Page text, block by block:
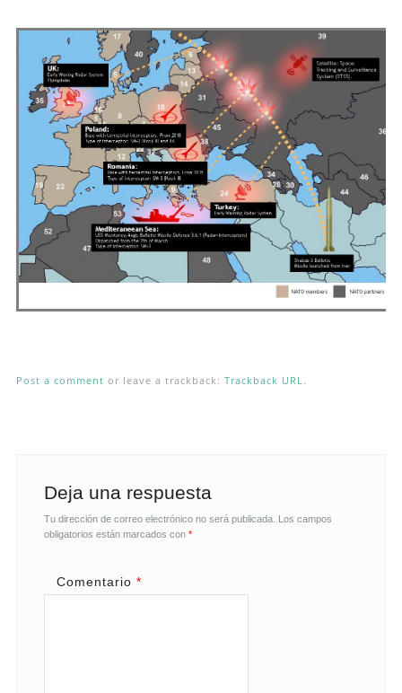
Post a comment or leave a trackback: Trackback URL .
Deja una respuesta
Tu dirección de correo electrónico no será publicada. Los campos
obligatorios están marcados con *
Comentario *